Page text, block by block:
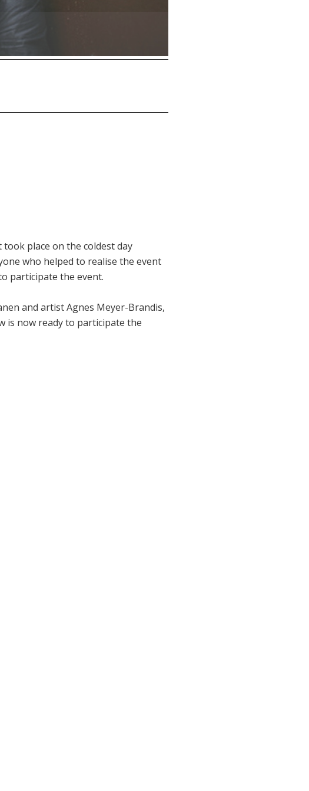
place on the coldest day
who helped to realise the event
participate the event.
and artist Agnes Meyer-Brandis,
is now ready to participate the